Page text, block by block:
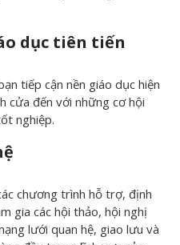
dục tiên tiến
tiếp cận nền giáo dục hiện
cửa đến với những cơ hội
nghiệp.
chương trình hỗ trợ, định
gia các hội thảo, hội nghị
lưới quan hệ, giao lưu và